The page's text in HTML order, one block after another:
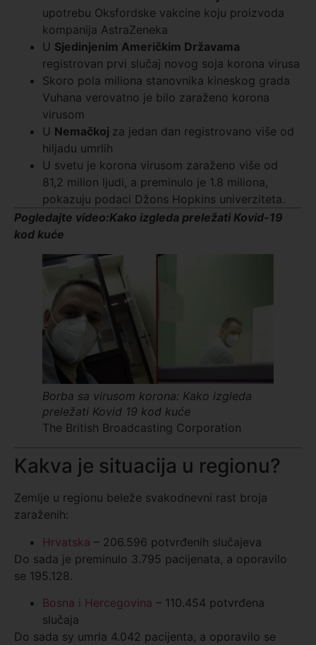
upotrebu Oksfordske vakcine koju proizvoda
kompanija AstraZeneka
U Sjedinjenim Američkim Državama
registrovan prvi slučaj novog soja korona virusa
Skoro pola miliona stanovnika kineskog grada
Vuhana verovatno je bilo zaraženo korona
virusom
U Nemačkoj za jedan dan registrovano više od
hiljadu umrlih
U svetu je korona virusom zaraženo više od
81,2 milion ljudi, a preminulo je 1.8 miliona,
pokazuju podaci Džons Hopkins univerziteta.
Pogledajte video:Kako izgleda preležati Kovid-19
kod kuće
Borba sa virusom korona: Kako izgleda
preležati Kovid 19 kod kuće
The British Broadcasting Corporation
Kakva je situacija u regionu?
Zemlje u regionu beleže svakodnevni rast broja
zaraženih:
Hrvatska – 206.596 potvrđenih slučajeva
Do sada je preminulo 3.795 pacijenata, a oporavilo
se 195.128.
Bosna i Hercegovina – 110.454 potvrđena
slučaja
Do sada sy umrla 4.042 pacijenta, a oporavilo se